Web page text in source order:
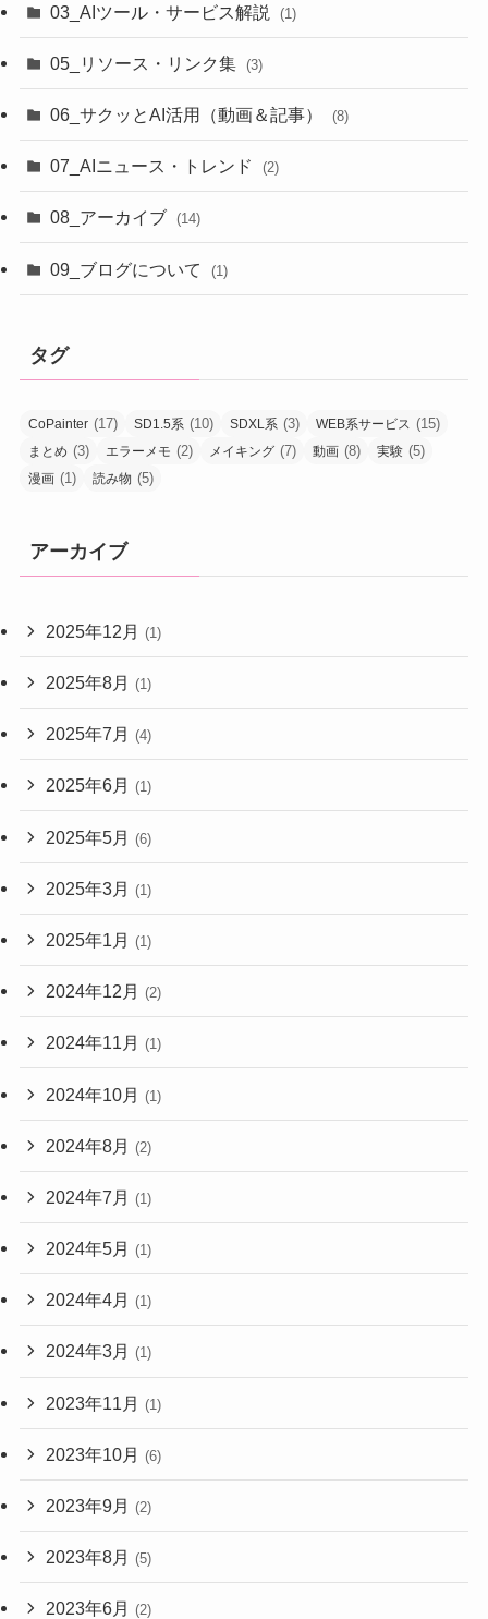
03_AIツール・サービス解説 (1)
05_リソース・リンク集 (3)
06_サクッとAI活用（動画＆記事） (8)
07_AIニュース・トレンド (2)
08_アーカイブ (14)
09_ブログについて (1)
タグ
CoPainter (17) SD1.5系 (10) SDXL系 (3) WEB系サービス (15)
まとめ (3) エラーメモ (2) メイキング (7) 動画 (8) 実験 (5)
漫画 (1) 読み物 (5)
アーカイブ
2025年12月 (1)
2025年8月 (1)
2025年7月 (4)
2025年6月 (1)
2025年5月 (6)
2025年3月 (1)
2025年1月 (1)
2024年12月 (2)
2024年11月 (1)
2024年10月 (1)
2024年8月 (2)
2024年7月 (1)
2024年5月 (1)
2024年4月 (1)
2024年3月 (1)
2023年11月 (1)
2023年10月 (6)
2023年9月 (2)
2023年8月 (5)
2023年6月 (2)